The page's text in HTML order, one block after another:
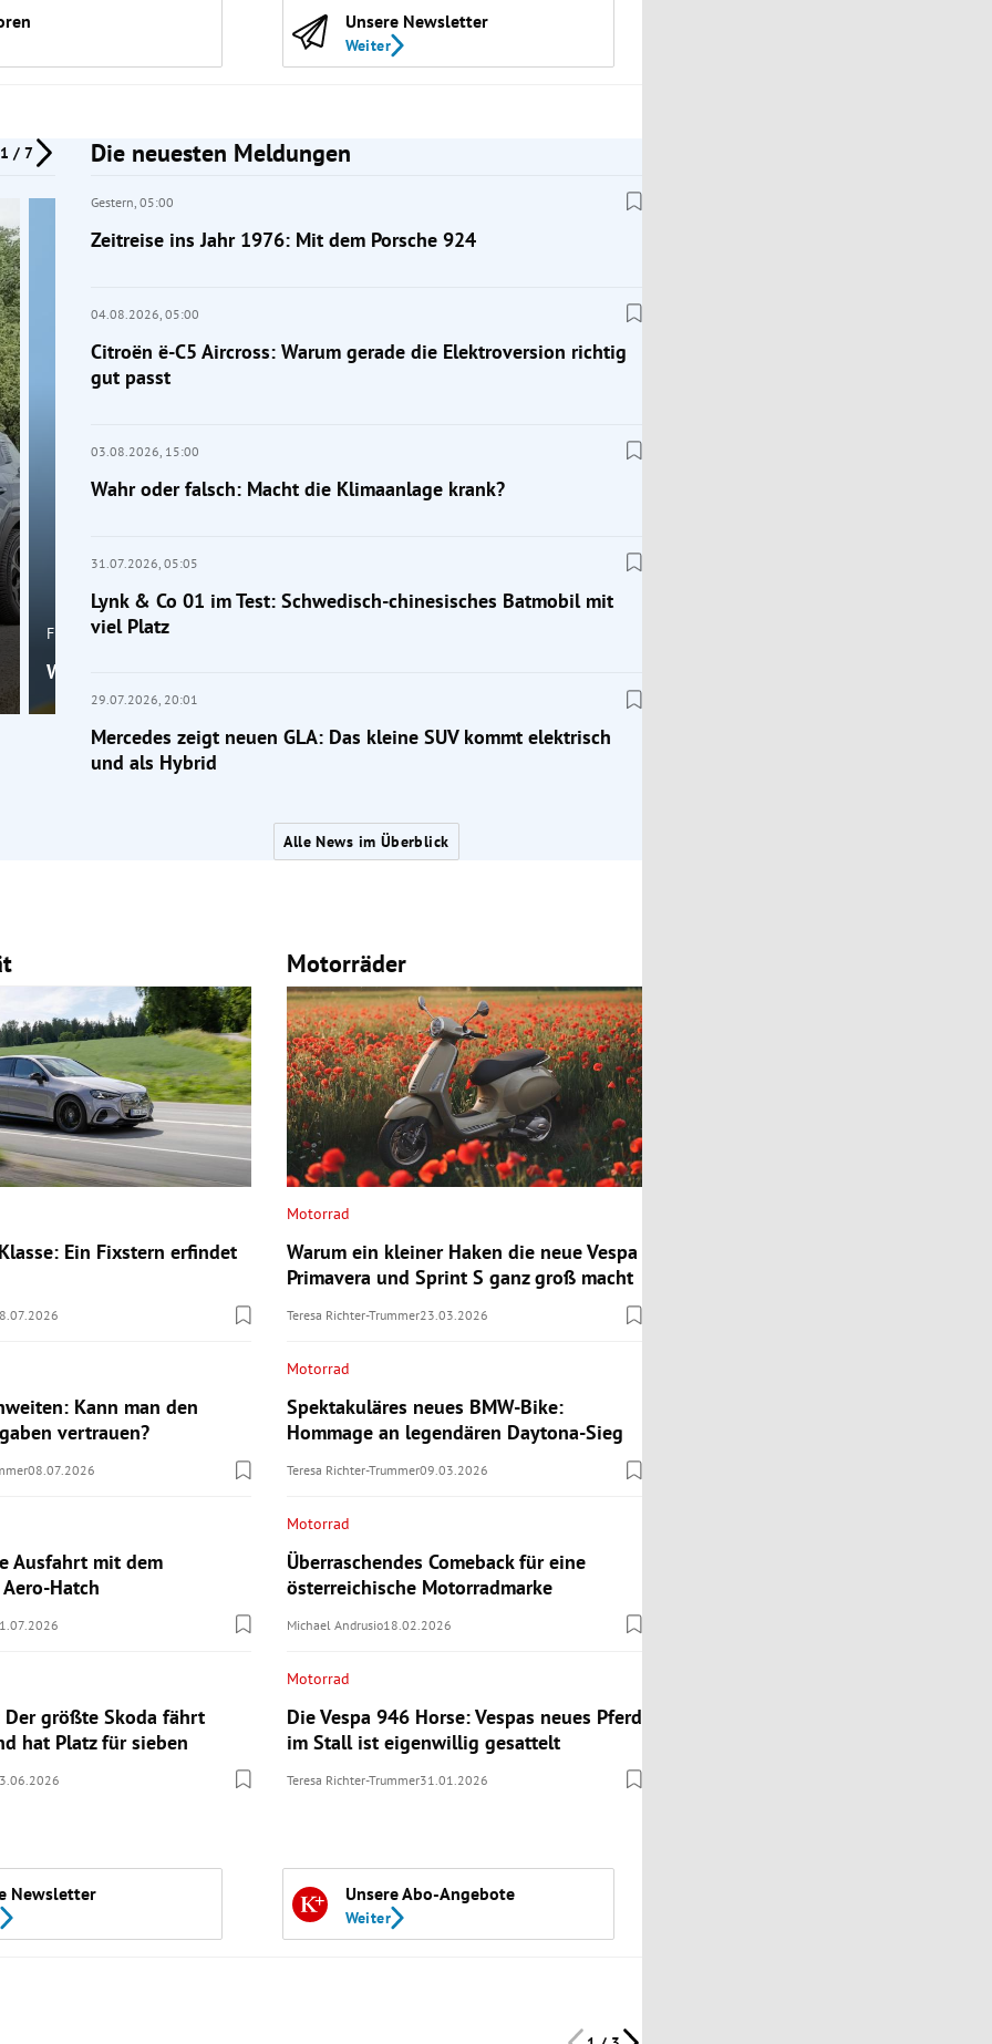
Unsere Newsletter
Weiter
1 / 7
Frage der Mobilität
Wahr oder falsch: Macht die Klimaanlage krank?
Die neuesten Meldungen
Gestern, 05:00
Zeitreise ins Jahr 1976: Mit dem Porsche 924
04.08.2026, 05:00
Citroën ë-C5 Aircross: Warum gerade die Elektroversion richtig
gut passt
03.08.2026, 15:00
Wahr oder falsch: Macht die Klimaanlage krank?
31.07.2026, 05:05
Lynk & Co 01 im Test: Schwedisch-chinesisches Batmobil mit
viel Platz
29.07.2026, 20:01
Mercedes zeigt neuen GLA: Das kleine SUV kommt elektrisch
und als Hybrid
Alle News im Überblick
Ein Fixstern erfindet
Kann man den
vertrauen?
08.07.2026
Ausfahrt mit dem
Hatch
Der größte Skoda fährt
hat Platz für sieben
Motorräder
Motorrad
Warum ein kleiner Haken die neue Vespa
Primavera und Sprint S ganz groß macht
Teresa Richter-Trummer23.03.2026
Motorrad
Spektakuläres neues BMW-Bike:
Hommage an legendären Daytona-Sieg
Teresa Richter-Trummer09.03.2026
Motorrad
Überraschendes Comeback für eine
österreichische Motorradmarke
Michael Andrusio18.02.2026
Motorrad
Die Vespa 946 Horse: Vespas neues Pferd
im Stall ist eigenwillig gesattelt
Teresa Richter-Trummer31.01.2026
Newsletter Unsere Abo-Angebote
Weiter